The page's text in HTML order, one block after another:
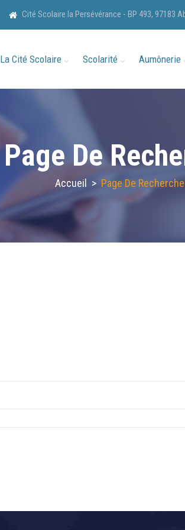
Cité Scolaire la Persévérance - BP 493, 97183
La Cité Scolaire Scolarité Aumônerie
Page De
Accueil > Page De Recherche